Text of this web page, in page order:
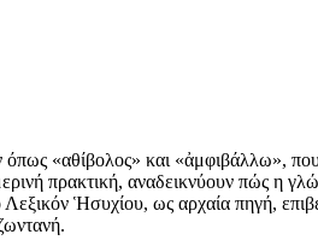
«αθίβολος» και «ἀμφιβάλλω»,
πρακτική, αναδεικνύουν πώς η
Ἡσυχίου, ως αρχαία πηγή,